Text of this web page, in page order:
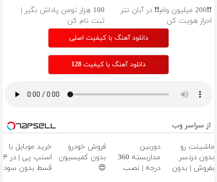
❗❗200 میلیون وام❗❗ در آبان تتر
احراز هویت کن
100 هزار تومن پاداش بگیر |
ثبت نام کن
دانلود آهنگ با کیفیت اصلی
دانلود آهنگ با کیفیت 128
از سراسر وب
ماشینت رو
بدون دردسر
بفروش | بدون
دوربین
مداربسته 360
درجه | نصب
فروش خودرو
بدون کمیسیون
😍
خرید موبایل با
اسنپ پی | در ۴
قسط بدون سود